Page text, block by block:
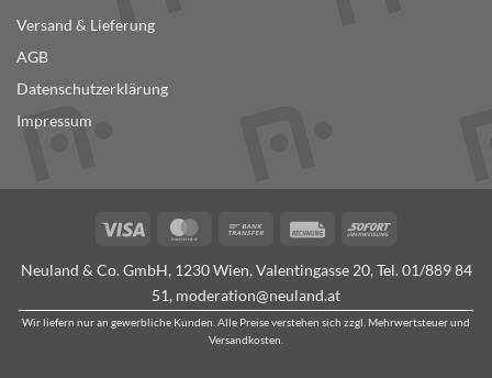
Versand & Lieferung
AGB
Datenschutzerklärung
Impressum
Visa MasterCardBank
RechungSofort
Neuland & Co. GmbH, 1230 Wien, Valentingasse 20, Tel. 01/889 84
51, moderation@neuland.at
Wir liefern nur an gewerbliche Kunden. Alle Preise verstehen sich zzgl. Mehrwertsteuer und
Versandkosten.